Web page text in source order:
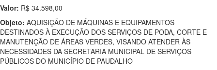
Valor: R$ 34.598,00
Objeto: AQUISIÇÃO DE MÁQUINAS E EQUIPAMENTOS
DESTINADOS À EXECUÇÃO DOS SERVIÇOS DE PODA, CORTE E
MANUTENÇÃO DE ÁREAS VERDES, VISANDO ATENDER ÀS
NECESSIDADES DA SECRETARIA MUNICIPAL DE SERVIÇOS
PÚBLICOS DO MUNICÍPIO DE PAUDALHO